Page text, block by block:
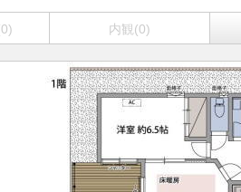
内観(0)